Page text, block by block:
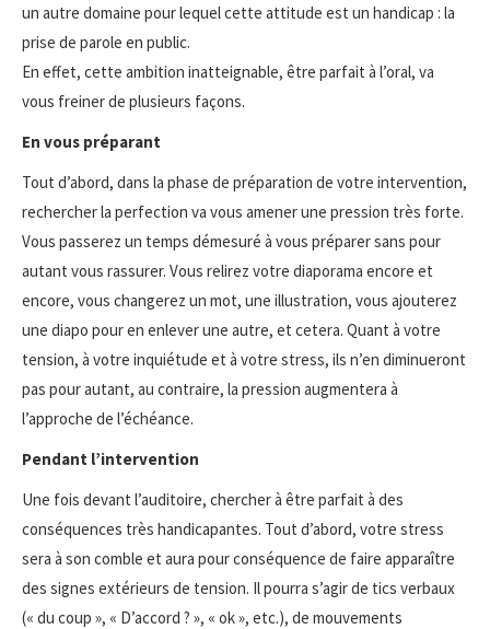
un autre domaine pour lequel cette attitude est un handicap : la
prise de parole en public.
En effet, cette ambition inatteignable, être parfait à l’oral, va
vous freiner de plusieurs façons.
En vous préparant
Tout d’abord, dans la phase de préparation de votre intervention,
rechercher la perfection va vous amener une pression très forte.
Vous passerez un temps démesuré à vous préparer sans pour
autant vous rassurer. Vous relirez votre diaporama encore et
encore, vous changerez un mot, une illustration, vous ajouterez
une diapo pour en enlever une autre, et cetera. Quant à votre
tension, à votre inquiétude et à votre stress, ils n’en diminueront
pas pour autant, au contraire, la pression augmentera à
l’approche de l’échéance.
Pendant l’intervention
Une fois devant l’auditoire, chercher à être parfait à des
conséquences très handicapantes. Tout d’abord, votre stress
sera à son comble et aura pour conséquence de faire apparaître
des signes extérieurs de tension. Il pourra s’agir de tics verbaux
(« du coup », « D’accord ? », « ok », etc.), de mouvements